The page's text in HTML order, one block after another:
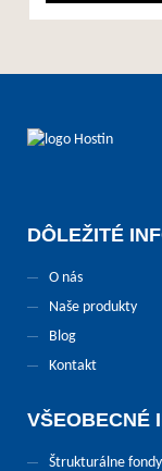
DÔLEŽITÉ
O nás
Naše produkty
Blog
Kontakt
VŠEOBECNÉ
Štrukturálne fondy